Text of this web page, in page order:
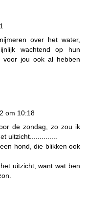
over het water,
wachtend op hun
jou ook al hebben
om 10:18
de zondag, zo zou ik
uitzicht..............
hond, die blikken ook
uitzicht, want wat ben